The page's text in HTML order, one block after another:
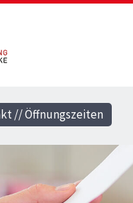
// Öffnungszeiten